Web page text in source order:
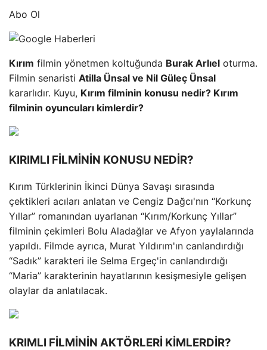
Abo Ol
Kırım filmin yönetmen koltuğunda Burak Arlıel oturma.
Filmin senaristi Atilla Ünsal ve Nil Güleç Ünsal
kararlıdır. Kuyu, Kırım filminin konusu nedir? Kırım
filminin oyuncuları kimlerdir?
KIRIMLI FİLMİNİN KONUSU NEDİR?
Kırım Türklerinin İkinci Dünya Savaşı sırasında
çektikleri acıları anlatan ve Cengiz Dağcı'nın “Korkunç
Yıllar” romanından uyarlanan “Kırım/Korkunç Yıllar”
filminin çekimleri Bolu Aladağlar ve Afyon yaylalarında
yapıldı. Filmde ayrıca, Murat Yıldırım'ın canlandırdığı
“Sadık” karakteri ile Selma Ergeç'in canlandırdığı
“Maria” karakterinin hayatlarının kesişmesiyle gelişen
olaylar da anlatılacak.
KRIMLI FİLMİNİN AKTÖRLERİ KİMLERDİR?